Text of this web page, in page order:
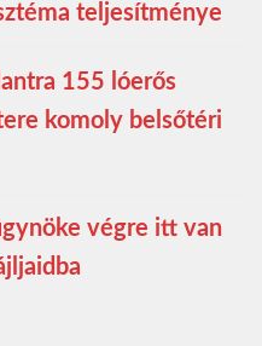
teljesítménye
155 lóerős
komoly belsőtéri
végre itt van